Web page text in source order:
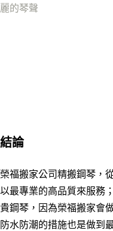
麗的琴聲
結論
榮福搬家公司精搬鋼琴，
以最專業的高品質來服務
貴鋼琴，因為榮福搬家會
防水防潮的措施也是做到